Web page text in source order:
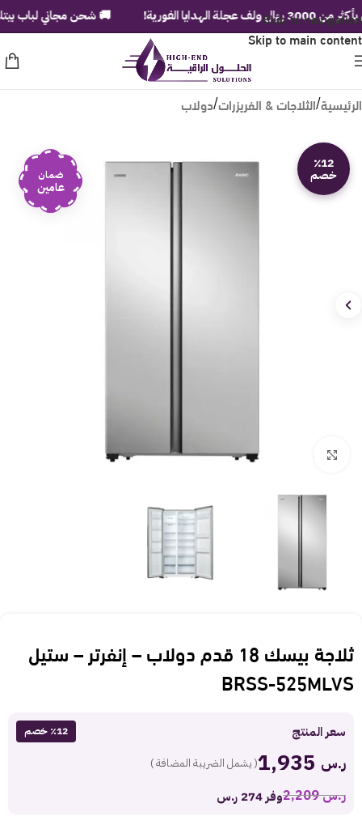
Skip to navigation
Skip to main content
الرئيسية/الثلاجات & الفريزرات/دولاب
٪12
خصم ضمان
عامين
Click to enlarge
ثلاجة بيسك 18 قدم دولاب – إنفرتر – ستيل
BRSS-525MLVS
سعر المنتج ٪12 خصم
ر.س ( يشمل الضريبة المضافة )
ر.س2,209 وفر 274 ر.س
الفورية! 🚚 شحن مجاني لباب بيتك في